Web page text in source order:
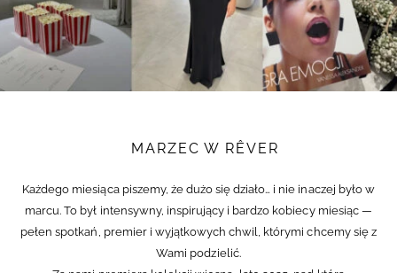
MARZEC W RÊVER
Każdego miesiąca piszemy, że dużo się działo… i nie inaczej było w
marcu. To był intensywny, inspirujący i bardzo kobiecy miesiąc —
pełen spotkań, premier i wyjątkowych chwil, którymi chcemy się z
Wami podzielić.